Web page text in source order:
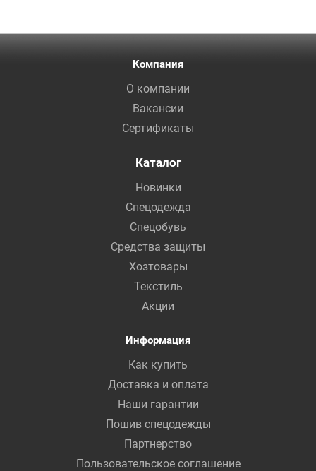
Компания
О компании
Вакансии
Сертификаты
Каталог
Новинки
Спецодежда
Спецобувь
Средства защиты
Хозтовары
Текстиль
Акции
Информация
Как купить
Доставка и оплата
Наши гарантии
Пошив спецодежды
Партнерство
Пользовательское соглашение